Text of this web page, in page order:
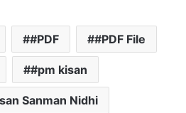
#PDF #PDF File
#pm kisan
Sanman Nidhi